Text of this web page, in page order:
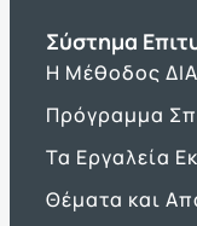
Σύστημα
Η Μέθοδος
Πρόγραμμα
Τα Εργαλεία
Θέματα και